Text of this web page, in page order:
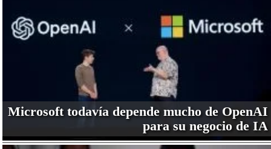
Microsoft todavía depende mucho de OpenAI
para su negocio de IA